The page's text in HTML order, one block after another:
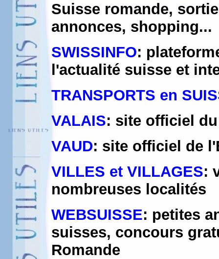
Suisse romande,
annonces, shopping...
SWISSINFO:
l'actualité suisse et
TRANSPORTS en
VALAIS: site officiel
VAUD: site officiel de
VILLES et VILLAGES:
nombreuses localités
WEBSUISSE: petites
suisses, concours
Romande